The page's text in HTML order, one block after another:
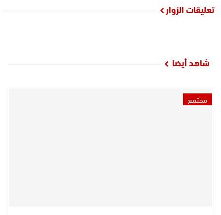
تعليقات الزوار
شاهد أيضا
مجتمع